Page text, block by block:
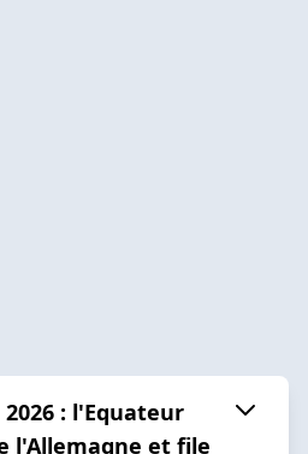
: l'Equateur
l'Allemagne et file